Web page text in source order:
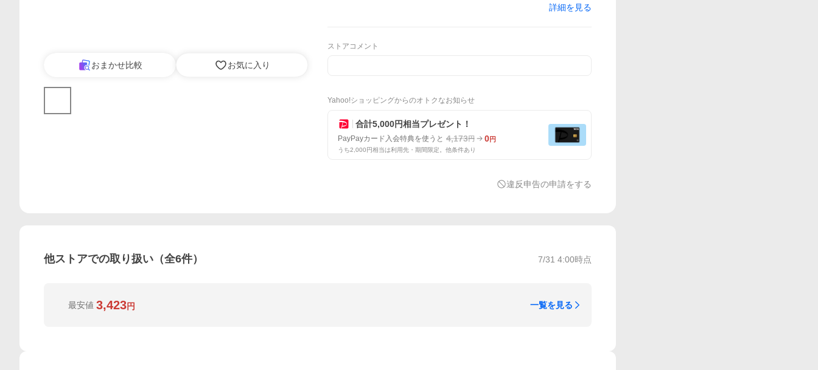
おまかせ比較 お気に入り
詳細を見る
ストアコメント
Yahoo!ショッピングからのオトクなお知らせ
合計5,000円相当プレゼント！
PayPayカード入会特典を使うと 4,173円 0円
うち2,000円相当は利用先・期間限定。他条件あり
違反申告の申請をする
他ストアでの取り扱い（全6件） 7/31 4:00時点
最安値 3,423円 一覧を見る